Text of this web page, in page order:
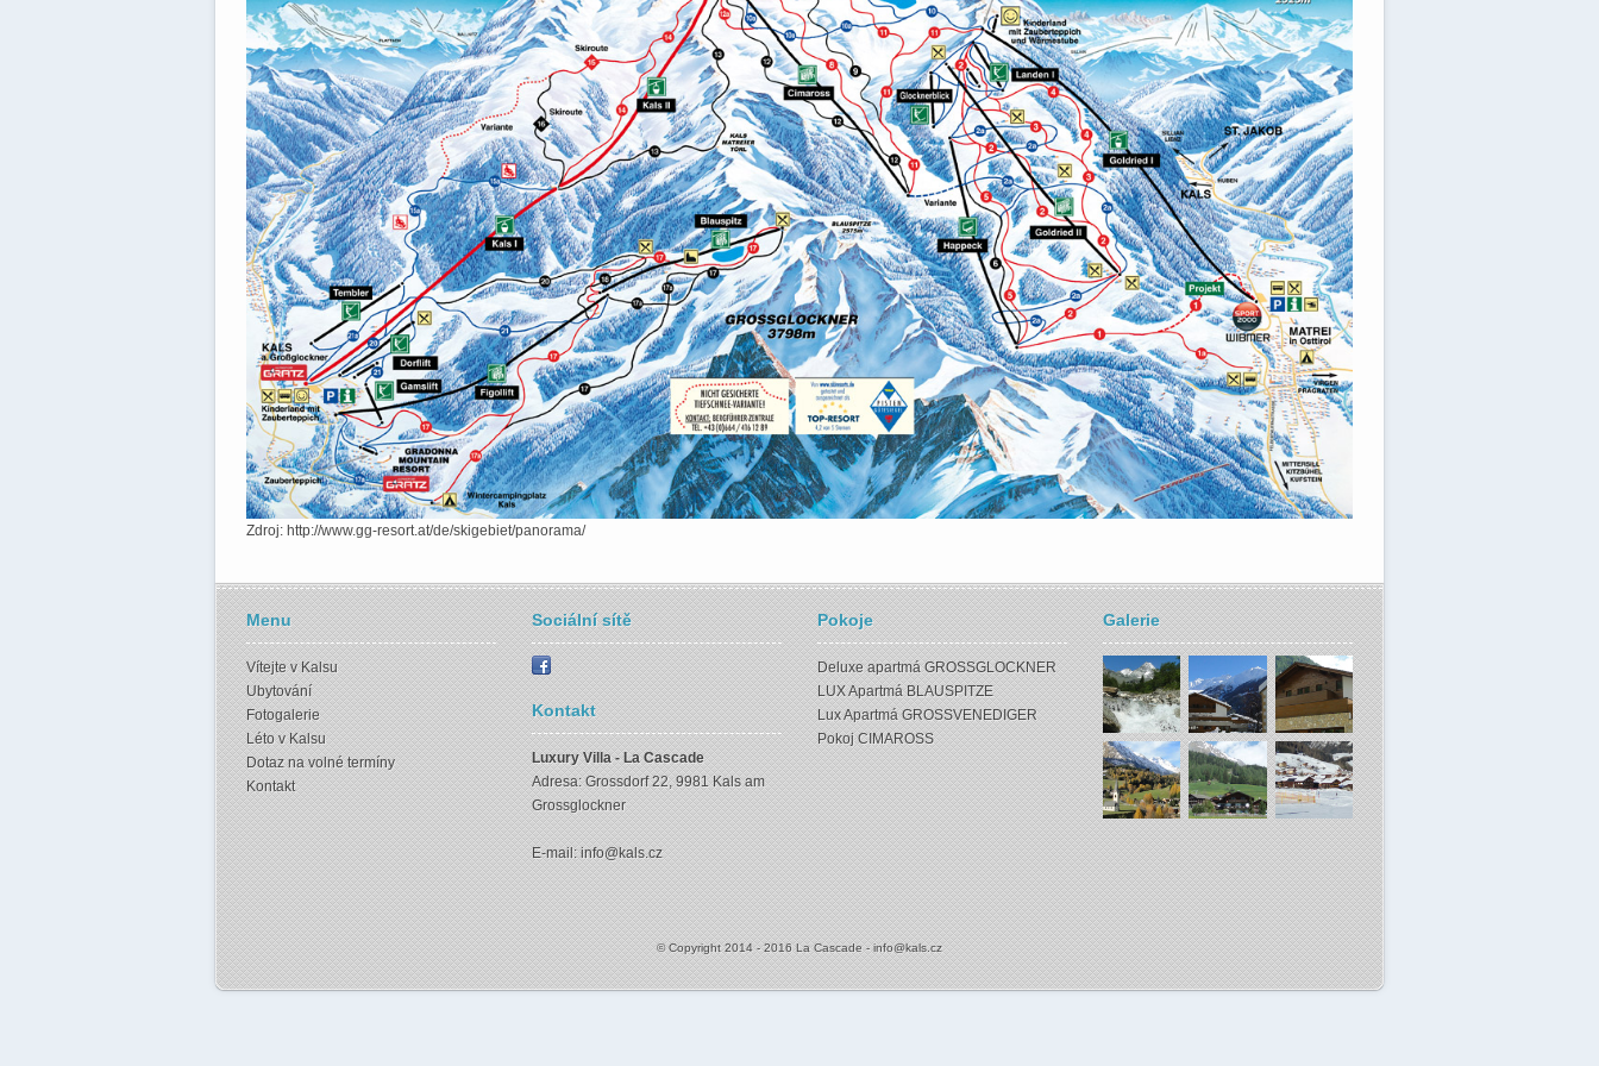
Zdroj: http://www.gg-resort.at/de/skigebiet/panorama/
Menu
Vítejte v Kalsu
Ubytování
Fotogalerie
Léto v Kalsu
Dotaz na volné termíny
Kontakt
Sociální sítě
Kontakt
Luxury Villa - La Cascade
Adresa: Grossdorf 22, 9981 Kals am
Grossglockner
E-mail:info@kals.cz
Pokoje
Deluxe apartmá GROSSGLOCKNER
LUX Apartmá BLAUSPITZE
Lux Apartmá GROSSVENEDIGER
Pokoj CIMAROSS
Galerie
© Copyright 2014 - 2016 La Cascade -info@kals.cz